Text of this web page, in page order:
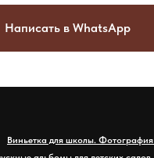
Написать в WhatsApp
Виньетка для школы. Фотография